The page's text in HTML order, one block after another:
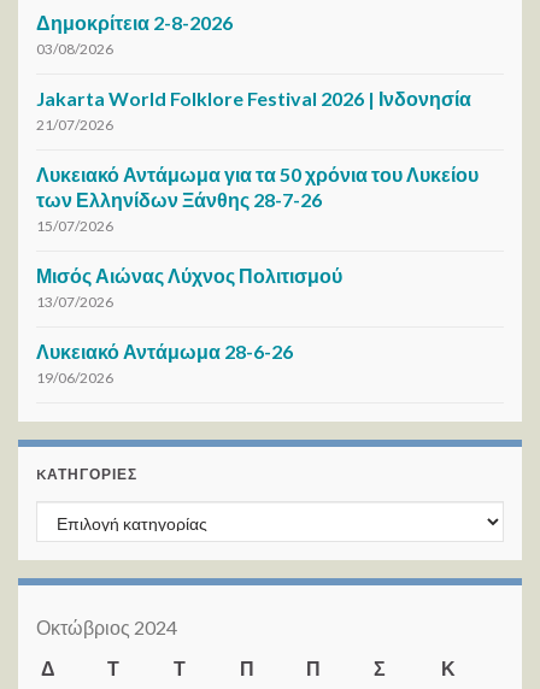
Δημοκρίτεια 2-8-2026
03/08/2026
Jakarta World Folklore Festival 2026 | Ινδονησία
21/07/2026
Λυκειακό Αντάμωμα για τα 50 χρόνια του Λυκείου
των Ελληνίδων Ξάνθης 28-7-26
15/07/2026
Μισός Αιώνας Λύχνος Πολιτισμού
13/07/2026
Λυκειακό Αντάμωμα 28-6-26
19/06/2026
KΑΤΗΓΟΡΊΕΣ
Kατηγορίες
Οκτώβριος 2024
Δ
Τ Τ Π Π Σ
Κ